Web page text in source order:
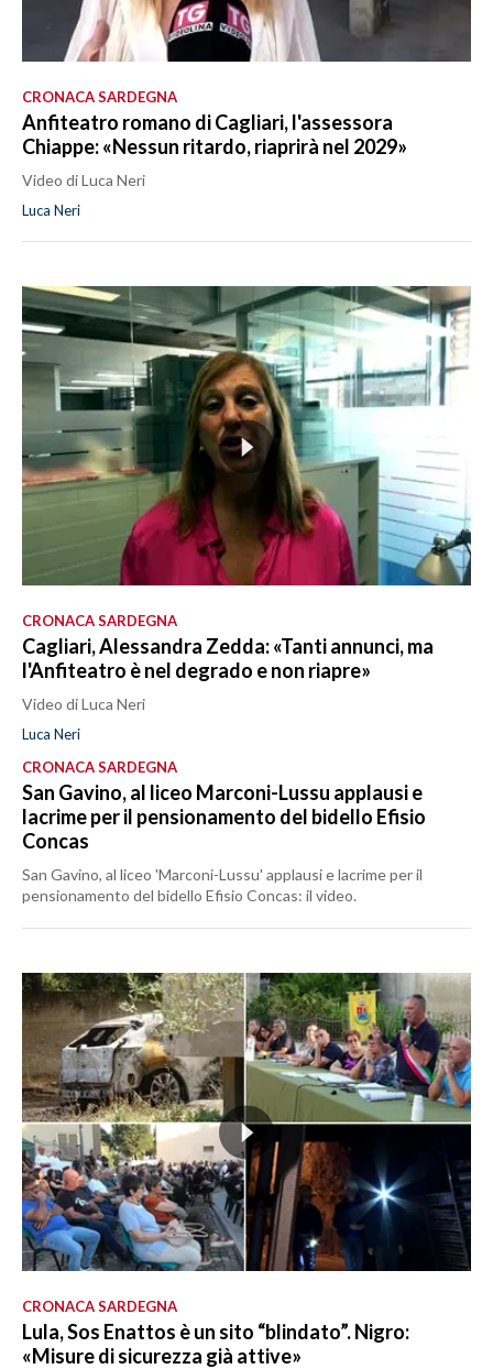
CRONACA SARDEGNA
Anfiteatro romano di Cagliari, l'assessora
Chiappe: «Nessun ritardo, riaprirà nel 2029»
Video di Luca Neri
Luca Neri
CRONACA SARDEGNA
Cagliari, Alessandra Zedda: «Tanti annunci, ma
l'Anfiteatro è nel degrado e non riapre»
Video di Luca Neri
Luca Neri
CRONACA SARDEGNA
San Gavino, al liceo Marconi-Lussu applausi e
lacrime per il pensionamento del bidello Efisio
Concas
San Gavino, al liceo 'Marconi-Lussu' applausi e lacrime per il
pensionamento del bidello Efisio Concas: il video.
CRONACA SARDEGNA
Lula, Sos Enattos è un sito “blindato”. Nigro:
«Misure di sicurezza già attive»